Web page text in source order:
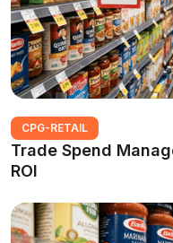
CPG-RETAIL
Trade Spend
ROI